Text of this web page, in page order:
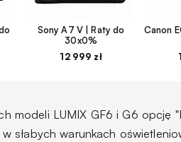
Sony A7 V | Raty do
30x0%
12 999 zł
Canon
modeli LUMIX GF6 i G6 opcję
słabych warunkach